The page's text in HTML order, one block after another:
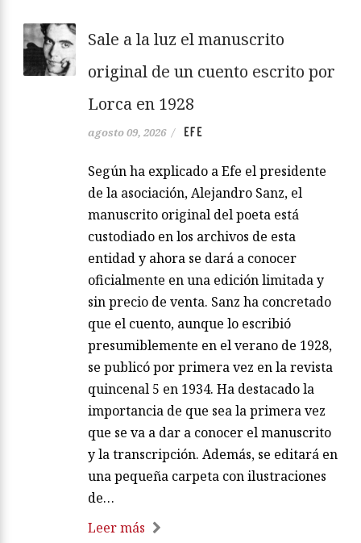
Sale a la luz el manuscrito
original de un cuento escrito por
Lorca en 1928
agosto 09, 2026 / EFE
Según ha explicado a Efe el presidente
de la asociación, Alejandro Sanz, el
manuscrito original del poeta está
custodiado en los archivos de esta
entidad y ahora se dará a conocer
oficialmente en una edición limitada y
sin precio de venta. Sanz ha concretado
que el cuento, aunque lo escribió
presumiblemente en el verano de 1928,
se publicó por primera vez en la revista
quincenal 5 en 1934. Ha destacado la
importancia de que sea la primera vez
que se va a dar a conocer el manuscrito
y la transcripción. Además, se editará en
una pequeña carpeta con ilustraciones
de…
Leer más